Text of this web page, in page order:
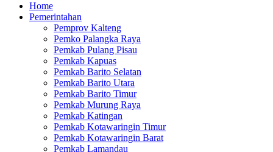
Home
Pemerintahan
Pemprov Kalteng
Pemko Palangka Raya
Pemkab Pulang Pisau
Pemkab Kapuas
Pemkab Barito Selatan
Pemkab Barito Utara
Pemkab Barito Timur
Pemkab Murung Raya
Pemkab Katingan
Pemkab Kotawaringin Timur
Pemkab Kotawaringin Barat
Pemkab Lamandau